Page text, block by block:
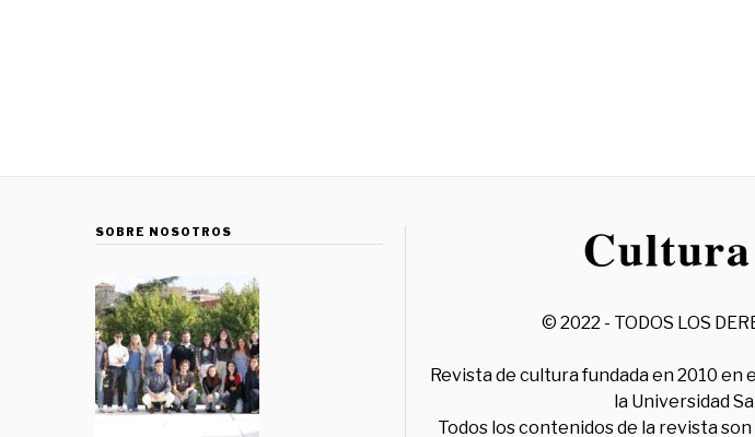
SOBRE NOSOTROS
© 2022 - TODOS LOS
Revista de cultura fundada en 2010
la Universidad
Todos los contenidos de la revista